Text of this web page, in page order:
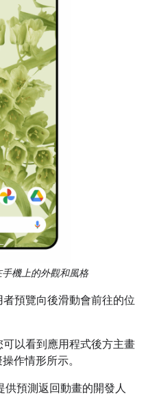
機上的外觀和風格
預覽向後滑動會前往的位
以看到應用程式後方主畫
作情形所示。
供預測返回動畫的開發人